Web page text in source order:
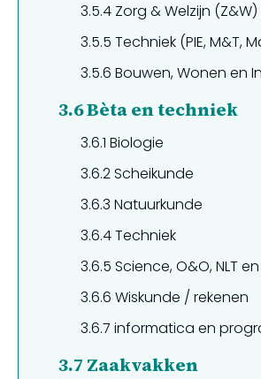
3.5.4 Zorg & Welzijn (Z&W)
3.5.5 Techniek (PIE, M&T,
3.5.6 Bouwen, Wonen en
3.6Bèta en techniek
3.6.1 Biologie
3.6.2Scheikunde
3.6.3 Natuurkunde
3.6.4Techniek
3.6.5 Science, O&O, NLT en
3.6.6 Wiskunde / rekenen
3.6.7 informatica en
3.7 Zaakvakken